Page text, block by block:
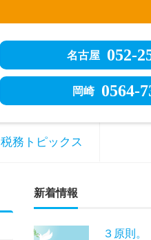
名古屋 052-
岡崎 0564-
税務トピックス
新着情報
３原則。